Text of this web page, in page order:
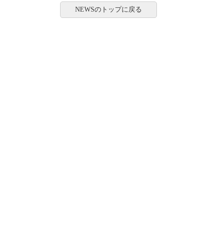
NEWSのトップに戻る